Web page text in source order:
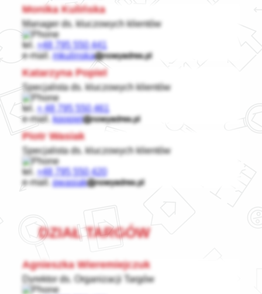
Monika Kulińska
Manager ds. kluczowych klientów
tel. +48 795 550 441
e-mail. mkulinska
Katarzyna Popiel
Specjalista ds. kluczowych klientów
tel. + 48 795 550 461
e-mail. kpopiel
Piotr Wasiak
Specjalista ds. kluczowych klientów
tel. +48 795 550 420
e-mail. pwasiak
DZIAŁ TARGÓW
Agnieszka Wieremiejczuk
Dyrektor ds. Organizacji Targów